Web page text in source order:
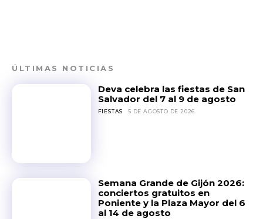
ÚLTIMAS NOTICIAS
Deva celebra las fiestas de San
Salvador del 7 al 9 de agosto
FIESTAS 5 DE AGOSTO DE 2026
Semana Grande de Gijón 2026:
conciertos gratuitos en
Poniente y la Plaza Mayor del 6
al 14 de agosto